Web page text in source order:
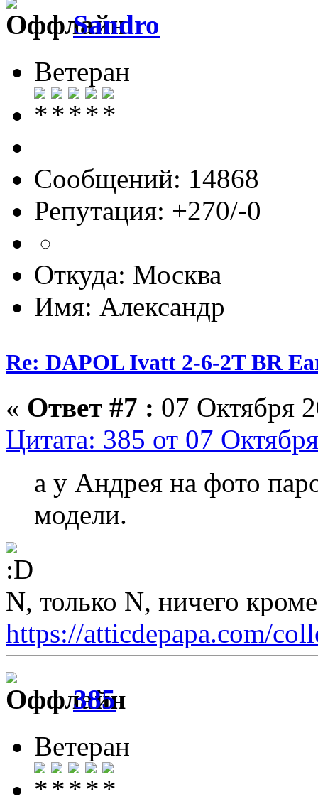
Sandro
Ветеран
Сообщений: 14868
Репутация: +270/-0
Откуда: Москва
Имя: Александр
Re: DAPOL Ivatt 2-6-2T BR
« Ответ #7 : 07 Октября
Цитата: 385 от 07
а у Андрея на фото
модели.
N, только N, ничего
https://atticdepapa.com/
385
Ветеран